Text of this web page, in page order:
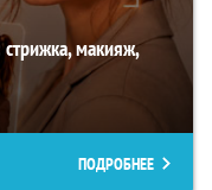
стрижка, макияж,
ПОДРОБНЕЕ